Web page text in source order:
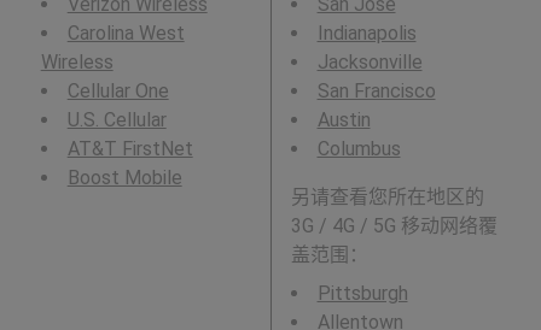
Carolina West
Wireless
Cellular One
U.S. Cellular
AT&T FirstNet
Boost Mobile
Indianapolis
Jacksonville
San Francisco
Austin
Columbus
另请查看您所在地区的
3G / 4G / 5G 移动网络覆
盖范围：
Pittsburgh
Allentown